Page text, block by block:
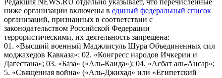
Редакция NEWS.RU отдельно указывает, что перечисленные
ниже организации включены в единый федеральный список
организаций, признанных в соответствии с
законодательством Российской Федерации
террористическими, их деятельность запрещена:
01. «Высший военный Маджлисуль Шура Объединенных сил
моджахедов Кавказа»; 02. «Конгресс народов Ичкерии и
Дагестана»; 03. «База» («Аль-Каида»); 04. «Асбат аль-Ансар»;
5. «Священная война» («Аль-Джихад» или «Египетский